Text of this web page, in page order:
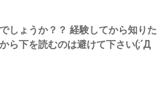
しょうか？？ 経験してから知りた
ら下を読むのは避けて下さい(;´Д